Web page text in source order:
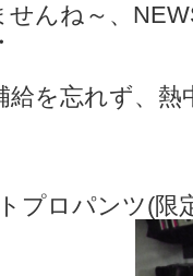
せんね～、
給を忘れず、熱
プロパンツ(限